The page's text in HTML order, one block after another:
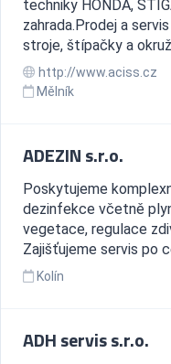
techniky HONDA,
zahrada.Prodej a
stroje, štípačky a
http://www.aciss.cz
Mělník
ADEZIN s.r.o.
Poskytujeme
dezinfekce včetně
vegetace, regulace
Zajišťujeme servis po
Kolín
ADH servis s.r.o.